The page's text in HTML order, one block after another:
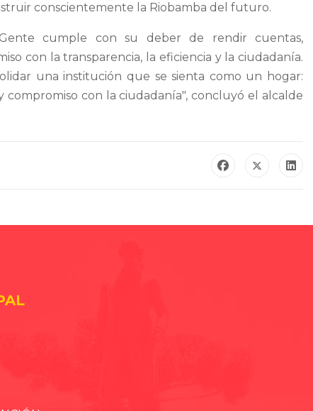
conscientemente la Riobamba del futuro.
cumple con su deber de rendir cuentas,
con la transparencia, la eficiencia y la ciudadanía.
una institución que se sienta como un hogar:
compromiso con la ciudadanía", concluyó el alcalde